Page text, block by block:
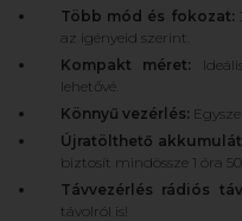
Több mód és fokozat:
az igényeid szerint.
Kompakt méret:
lehetővé.
Könnyű vezérlés:
Újratölthető
biztosít mindössze 1 óra 50
Távvezérlés rádiós
távolról is!